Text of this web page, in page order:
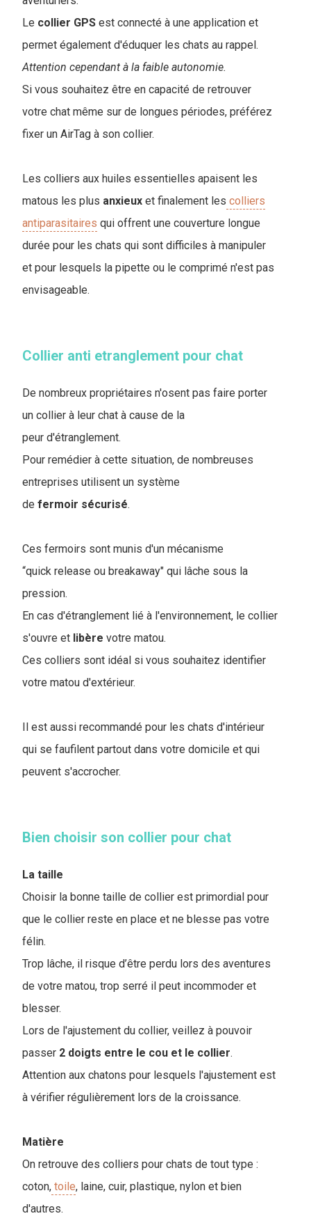
Le collier GPS est connecté à une application et
permet également d'éduquer les chats au rappel.
Attention cependant à la faible autonomie.
Si vous souhaitez être en capacité de retrouver
votre chat même sur de longues périodes, préférez
fixer un AirTag à son collier.
Les colliers aux huiles essentielles apaisent les
matous les plus anxieux et finalement les colliers
antiparasitaires qui offrent une couverture longue
durée pour les chats qui sont difficiles à manipuler
et pour lesquels la pipette ou le comprimé n'est pas
envisageable.
Collier anti etranglement pour chat
De nombreux propriétaires n'osent pas faire porter
un collier à leur chat à cause de la
peur d'étranglement.
Pour remédier à cette situation, de nombreuses
entreprises utilisent un système
de fermoir sécurisé.
Ces fermoirs sont munis d'un mécanisme
“quick release ou breakaway" qui lâche sous la
pression.
En cas d'étranglement lié à l'environnement, le collier
s'ouvre et libère votre matou.
Ces colliers sont idéal si vous souhaitez identifier
votre matou d'extérieur.
Il est aussi recommandé pour les chats d'intérieur
qui se faufilent partout dans votre domicile et qui
peuvent s'accrocher.
Bien choisir son collier pour chat
La taille
Choisir la bonne taille de collier est primordial pour
que le collier reste en place et ne blesse pas votre
félin.
Trop lâche, il risque d’être perdu lors des aventures
de votre matou, trop serré il peut incommoder et
blesser.
Lors de l'ajustement du collier, veillez à pouvoir
passer 2 doigts entre le cou et le collier.
Attention aux chatons pour lesquels l'ajustement est
à vérifier régulièrement lors de la croissance.
Matière
On retrouve des colliers pour chats de tout type :
coton, toile, laine, cuir, plastique, nylon et bien
d'autres.